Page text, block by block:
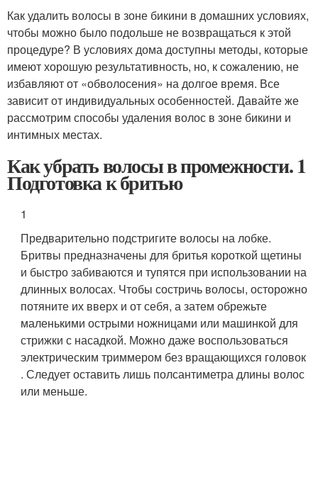
Как удалить волосы в зоне бикини в домашних условиях,
чтобы можно было подольше не возвращаться к этой
процедуре? В условиях дома доступны методы, которые
имеют хорошую результативность, но, к сожалению, не
избавляют от «обволосения» на долгое время. Все
зависит от индивидуальных особенностей. Давайте же
рассмотрим способы удаления волос в зоне бикини и
интимных местах.
Как убрать волосы в промежности. 1
Подготовка к бритью
1
Предварительно подстригите волосы на лобке.
Бритвы предназначены для бритья короткой щетины
и быстро забиваются и тупятся при использовании на
длинных волосах. Чтобы состричь волосы, осторожно
потяните их вверх и от себя, а затем обрежьте
маленькими острыми ножницами или машинкой для
стрижки с насадкой. Можно даже воспользоваться
электрическим триммером без вращающихся головок
. Следует оставить лишь полсантиметра длины волос
или меньше.